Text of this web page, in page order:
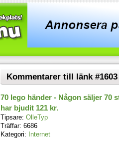
Kommentarer till länk #1603
70 lego händer - Någon säljer 70
har bjudit 121 kr.
Tipsare: OlleTyp
Träffar: 6686
Kategori: Internet